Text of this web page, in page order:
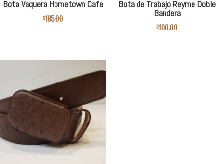
Bota Vaquera Hometown Cafe
$185.00
Bota de Trabajo Reyme Doble
Bandera
$160.00